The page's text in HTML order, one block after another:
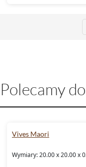
Polecamy
Vives Maori
Wymiary: 20.00 x 20.00 x